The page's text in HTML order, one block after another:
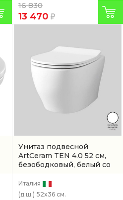
16 830
13 470
Унитаз подвесной
ArtCeram TEN 4.0 52 см,
безободковый, белый со
TEV006 01 00)
Италия
(д.ш.) 52x36 см.